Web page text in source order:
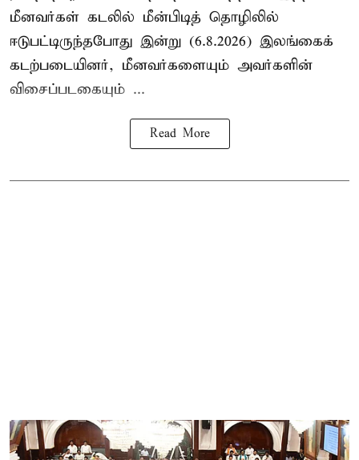
மீனவர்கள் கடலில் மீன்பிடித் தொழிலில்
ஈடுபட்டிருந்தபோது இன்று (6.8.2026) இலங்கைக்
கடற்படையினர், மீனவர்களையும் அவர்களின்
விசைப்படகையும் ...
Read More